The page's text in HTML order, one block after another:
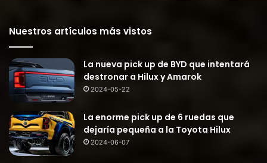
Nuestros artículos más vistos
La nueva pick up de BYD que intentará
destronar a Hilux y Amarok
2024-05-22
La enorme pick up de 6 ruedas que
dejaría pequeña a la Toyota Hilux
2024-06-07